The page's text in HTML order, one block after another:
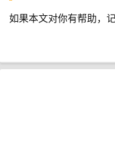
如果本文对你有帮助，